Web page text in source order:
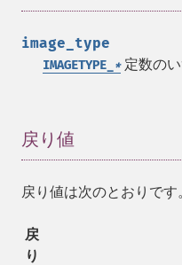
image_type
IMAGETYPE_ *定数のい
戻り値
戻り値は次のとおりです
戻
り